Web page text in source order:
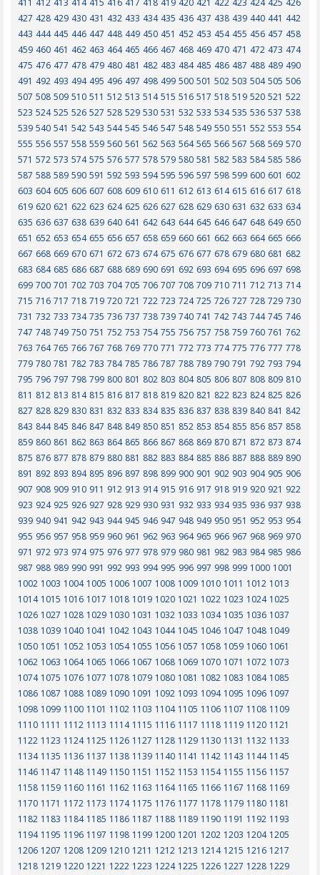
411 412 413 414 415 416 417 418 419 420 421 422 423 424 425 426
427 428 429 430 431 432 433 434 435 436 437 438 439 440 441 442
443 444 445 446 447 448 449 450 451 452 453 454 455 456 457 458
459 460 461 462 463 464 465 466 467 468 469 470 471 472 473 474
475 476 477 478 479 480 481 482 483 484 485 486 487 488 489 490
491 492 493 494 495 496 497 498 499 500 501 502 503 504 505 506
507 508 509 510 511 512 513 514 515 516 517 518 519 520 521 522
523 524 525 526 527 528 529 530 531 532 533 534 535 536 537 538
539 540 541 542 543 544 545 546 547 548 549 550 551 552 553 554
555 556 557 558 559 560 561 562 563 564 565 566 567 568 569 570
571 572 573 574 575 576 577 578 579 580 581 582 583 584 585 586
587 588 589 590 591 592 593 594 595 596 597 598 599 600 601 602
603 604 605 606 607 608 609 610 611 612 613 614 615 616 617 618
619 620 621 622 623 624 625 626 627 628 629 630 631 632 633 634
635 636 637 638 639 640 641 642 643 644 645 646 647 648 649 650
651 652 653 654 655 656 657 658 659 660 661 662 663 664 665 666
667 668 669 670 671 672 673 674 675 676 677 678 679 680 681 682
683 684 685 686 687 688 689 690 691 692 693 694 695 696 697 698
699 700 701 702 703 704 705 706 707 708 709 710 711 712 713 714
715 716 717 718 719 720 721 722 723 724 725 726 727 728 729 730
731 732 733 734 735 736 737 738 739 740 741 742 743 744 745 746
747 748 749 750 751 752 753 754 755 756 757 758 759 760 761 762
763 764 765 766 767 768 769 770 771 772 773 774 775 776 777 778
779 780 781 782 783 784 785 786 787 788 789 790 791 792 793 794
795 796 797 798 799 800 801 802 803 804 805 806 807 808 809 810
811 812 813 814 815 816 817 818 819 820 821 822 823 824 825 826
827 828 829 830 831 832 833 834 835 836 837 838 839 840 841 842
843 844 845 846 847 848 849 850 851 852 853 854 855 856 857 858
859 860 861 862 863 864 865 866 867 868 869 870 871 872 873 874
875 876 877 878 879 880 881 882 883 884 885 886 887 888 889 890
891 892 893 894 895 896 897 898 899 900 901 902 903 904 905 906
907 908 909 910 911 912 913 914 915 916 917 918 919 920 921 922
923 924 925 926 927 928 929 930 931 932 933 934 935 936 937 938
939 940 941 942 943 944 945 946 947 948 949 950 951 952 953 954
955 956 957 958 959 960 961 962 963 964 965 966 967 968 969 970
971 972 973 974 975 976 977 978 979 980 981 982 983 984 985 986
987 988 989 990 991 992 993 994 995 996 997 998 999 1000 1001
1002 1003 1004 1005 1006 1007 1008 1009 1010 1011 1012 1013
1014 1015 1016 1017 1018 1019 1020 1021 1022 1023 1024 1025
1026 1027 1028 1029 1030 1031 1032 1033 1034 1035 1036 1037
1038 1039 1040 1041 1042 1043 1044 1045 1046 1047 1048 1049
1050 1051 1052 1053 1054 1055 1056 1057 1058 1059 1060 1061
1062 1063 1064 1065 1066 1067 1068 1069 1070 1071 1072 1073
1074 1075 1076 1077 1078 1079 1080 1081 1082 1083 1084 1085
1086 1087 1088 1089 1090 1091 1092 1093 1094 1095 1096 1097
1098 1099 1100 1101 1102 1103 1104 1105 1106 1107 1108 1109
1110 1111 1112 1113 1114 1115 1116 1117 1118 1119 1120 1121
1122 1123 1124 1125 1126 1127 1128 1129 1130 1131 1132 1133
1134 1135 1136 1137 1138 1139 1140 1141 1142 1143 1144 1145
1146 1147 1148 1149 1150 1151 1152 1153 1154 1155 1156 1157
1158 1159 1160 1161 1162 1163 1164 1165 1166 1167 1168 1169
1170 1171 1172 1173 1174 1175 1176 1177 1178 1179 1180 1181
1182 1183 1184 1185 1186 1187 1188 1189 1190 1191 1192 1193
1194 1195 1196 1197 1198 1199 1200 1201 1202 1203 1204 1205
1206 1207 1208 1209 1210 1211 1212 1213 1214 1215 1216 1217
1218 1219 1220 1221 1222 1223 1224 1225 1226 1227 1228 1229